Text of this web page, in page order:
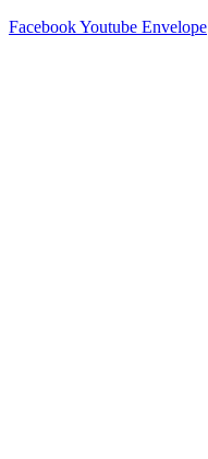
FacebookYoutube Envelope